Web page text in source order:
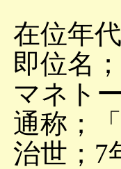
在位年
即位名
マネト
通称；
治世；7